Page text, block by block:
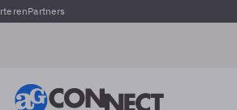
Partners